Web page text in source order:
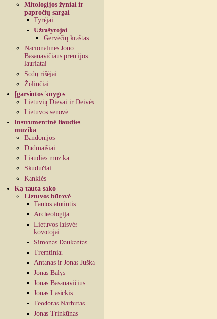
Mitologijos žyniai ir
papročių sargai
Tyrėjai
Užrašytojai
Gervėčių kraštas
Nacionalinės Jono
Basanavičiaus premijos
lauriatai
Sodų rišėjai
Žolinčiai
Įgarsintos knygos
Lietuvių Dievai ir Deivės
Lietuvos senovė
Instrumentinė liaudies
muzika
Bandonijos
Dūdmaišiai
Liaudies muzika
Skudučiai
Kanklės
Ką tauta sako
Lietuvos būtovė
Tautos atmintis
Archeologija
Lietuvos laisvės
kovotojai
Simonas Daukantas
Tremtiniai
Antanas ir Jonas Juška
Jonas Balys
Jonas Basanavičius
Jonas Lasickis
Teodoras Narbutas
Jonas Trinkūnas